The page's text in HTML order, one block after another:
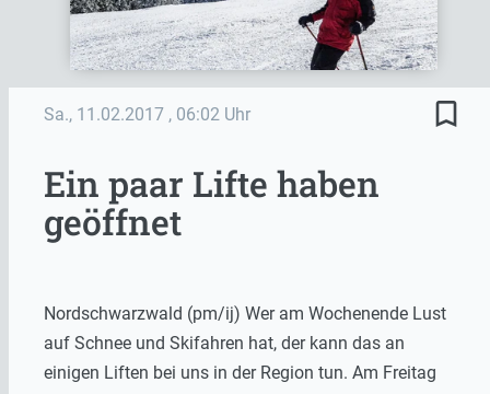
Sa., 11.02.2017 , 06:02 Uhr bookmark_border
Ein paar Lifte haben
geöffnet
Nordschwarzwald (pm/ij) Wer am Wochenende Lust
auf Schnee und Skifahren hat, der kann das an
einigen Liften bei uns in der Region tun. Am Freitag